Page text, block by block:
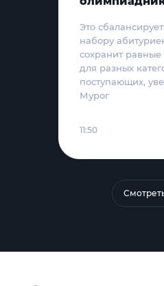
Это
набору
сохранит
для разных
поступающих,
Мурог
11:50